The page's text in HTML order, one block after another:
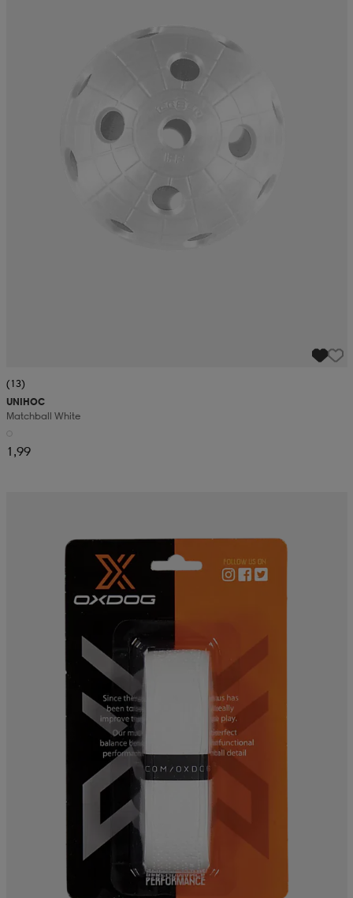
(13)
UNIHOC
Matchball White
1,99